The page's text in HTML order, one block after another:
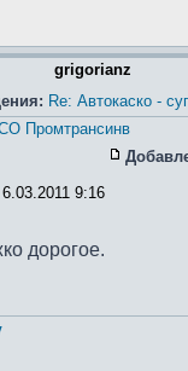
grigorianz
Re: Автокаско -
Промтрансинв
6.03.2011 9:16
дорогое.